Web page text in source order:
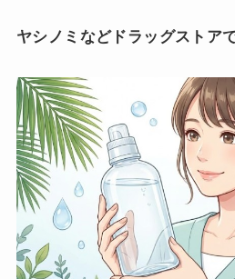
ヤシノミなどドラッグストア